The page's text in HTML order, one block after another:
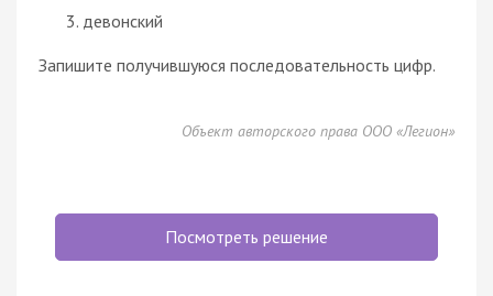
девонский
Запишите получившуюся последовательность цифр.
Объект авторского права ООО «Легион»
Посмотреть решение